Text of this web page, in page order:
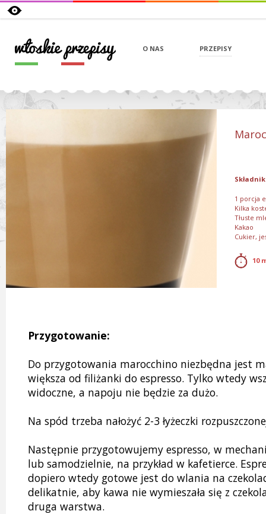
O NAS PRZEPISY
1 porcja
Kilka
Tłuste
Kakao
Cukier,
10
Przygotowanie:
Do przygotowania marocchino niezbędna jest
większa od filiżanki do espresso. Tylko wtedy
widoczne, a napoju nie będzie za dużo.
Na spód trzeba nałożyć 2-3 łyżeczki
Następnie przygotowujemy espresso, w
lub samodzielnie, na przykład w kafetierce.
dopiero wtedy gotowe jest do wlania na
delikatnie, aby kawa nie wymieszała się z
druga warstwa.